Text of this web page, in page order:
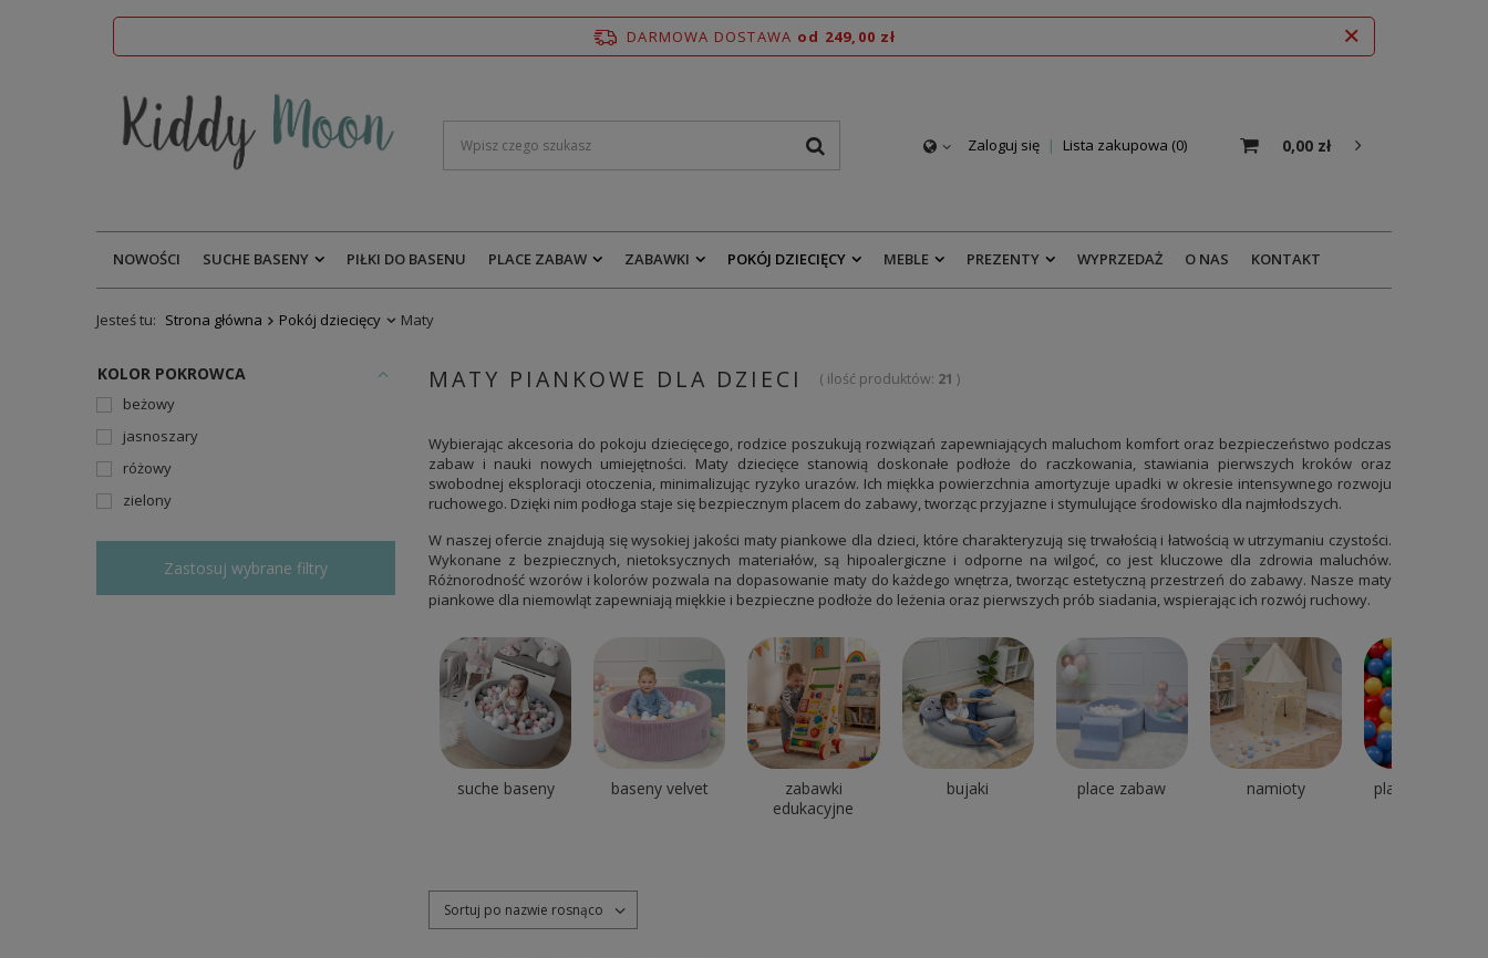
DARMOWA DOSTAWA od 249,00 zł
Zaloguj się Lista zakupowa 0 0,00 zł
NOWOŚCI SUCHE BASENY PIŁKI DO BASENU PLACE ZABAW ZABAWKI POKÓJ DZIECIĘCY MEBLE PREZENTY WYPRZEDAŻ O NAS KONTAKT
Jesteś tu: Strona główna Pokój dziecięcy Maty
KOLOR POKROWCA
beżowy
jasnoszary
różowy
zielony
Zastosuj wybrane filtry
MATY PIANKOWE DLA DZIECI ( ilość produktów: 21 )
Wybierając akcesoria do pokoju dziecięcego, rodzice poszukują rozwiązań zapewniających maluchom komfort oraz bezpieczeństwo podczas
zabaw i nauki nowych umiejętności. Maty dziecięce stanowią doskonałe podłoże do raczkowania, stawiania pierwszych kroków oraz
swobodnej eksploracji otoczenia, minimalizując ryzyko urazów. Ich miękka powierzchnia amortyzuje upadki w okresie intensywnego rozwoju
ruchowego. Dzięki nim podłoga staje się bezpiecznym placem do zabawy, tworząc przyjazne i stymulujące środowisko dla najmłodszych.
W naszej ofercie znajdują się wysokiej jakości maty piankowe dla dzieci, które charakteryzują się trwałością i łatwością w utrzymaniu czystości.
Wykonane z bezpiecznych, nietoksycznych materiałów, są hipoalergiczne i odporne na wilgoć, co jest kluczowe dla zdrowia maluchów.
Różnorodność wzorów i kolorów pozwala na dopasowanie maty do każdego wnętrza, tworząc estetyczną przestrzeń do zabawy. Nasze maty
piankowe dla niemowląt zapewniają miękkie i bezpieczne podłoże do leżenia oraz pierwszych prób siadania, wspierając ich rozwój ruchowy.
suche baseny baseny velvet
zabawki
edukacyjne
bujaki place zabaw namioty plastikowe kulki
Sortuj po nazwie rosnąco